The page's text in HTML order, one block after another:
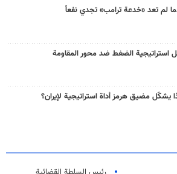
لم تعد «خدعة ترامب» تجدي نفعاً
استراتيجية الضغط ضد محور المقاومة
يشكّل مضيق هرمز أداة استراتيجية لإيران؟